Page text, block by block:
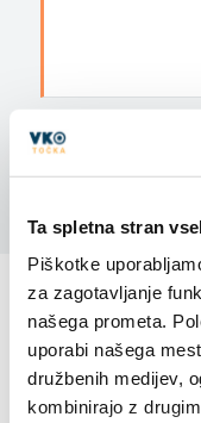
Ta spletna stran
Piškotke
za zagotavljanje
našega prometa.
uporabi našega
družbenih medijev,
kombinirajo z